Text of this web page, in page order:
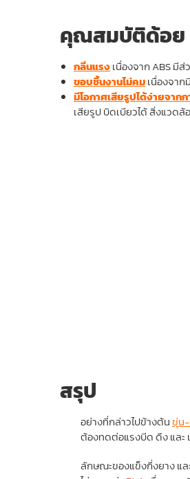
คุณสมบัติด้อย
กลิ่นแรงเนื่องจาก ABS มี
ขอบชิ้นงานไม่คมเนื่องจา
มีโอกาศเสียรูปได้ง่ายจาก
เสียรูป บิดเบียวได้ สิ่งแวดล้
สรุป
อย่างที่กล่าวไปข้างต้นขุ่น
ต้องทดต่อแรงบีด ดึง และ
ลักษณะของแข็งกึ่งยาง แ